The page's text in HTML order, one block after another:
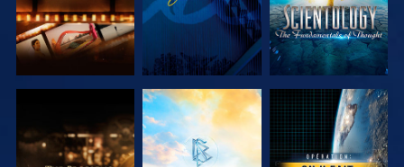
DÉCOUVRIR
LES SÉRIES
DÉCOUVRIR
LES SÉRIES
REGARDER